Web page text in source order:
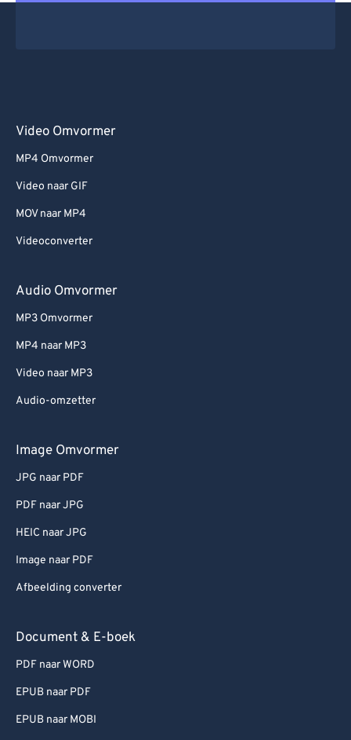
Video Omvormer
MP4 Omvormer
Video naar GIF
MOV naar MP4
Videoconverter
Audio Omvormer
MP3 Omvormer
MP4 naar MP3
Video naar MP3
Audio-omzetter
Image Omvormer
JPG naar PDF
PDF naar JPG
HEIC naar JPG
Image naar PDF
Afbeelding converter
Document & E-boek
PDF naar WORD
EPUB naar PDF
EPUB naar MOBI